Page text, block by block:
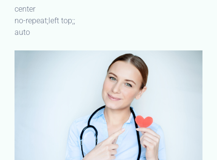
center
no-repeat;left top;;
auto